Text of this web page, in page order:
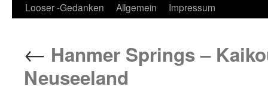
Looser -Gedanken
Allgemein Impressum
← Hanmer Springs –
Neuseeland